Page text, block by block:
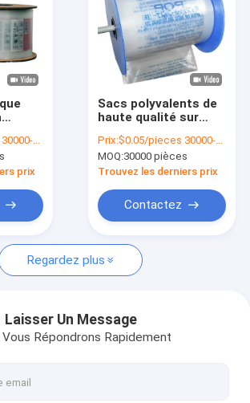
devis
pré-ouverts sur rouleau
sac
pieces
prix
Sacs polyvalents de
haute qualité sur
pré-ouverts pour
machines à sacs
Prix:$0.05/pieces 30000-299999 pieces
MOQ:30000 pièces
Trouvez les derniers prix
Contactez
Regardez plus
Laisser Un Message
Vous Répondrons Rapidement